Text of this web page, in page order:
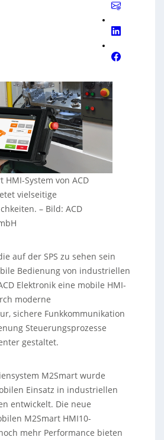
HMI-System von ACD
vielseitige
– Bild: ACD
auf der SPS zu sehen sein
Bedienung von industriellen
Elektronik eine mobile HMI-
moderne
sichere Funkkommunikation
Steuerungsprozesse
gestaltet.
M2Smart wurde
Einsatz in industriellen
entwickelt. Die neue
M2Smart HMI10-
mehr Performance bieten